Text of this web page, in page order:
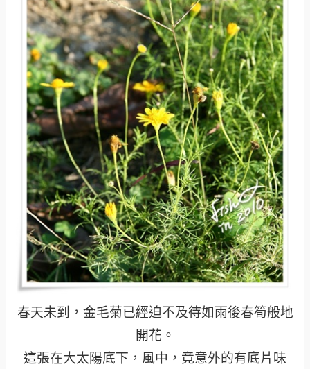
春天未到，金毛菊已經迫不及待如雨後春筍般地
開花。
這張在大太陽底下，風中，竟意外的有底片味